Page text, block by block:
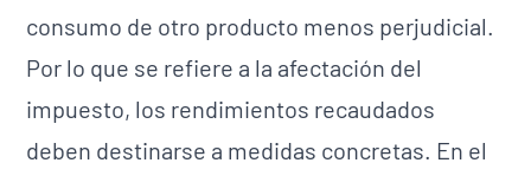
consumo de otro producto menos perjudicial.
Por lo que se refiere a la afectación del
impuesto, los rendimientos recaudados
deben destinarse a medidas concretas. En el